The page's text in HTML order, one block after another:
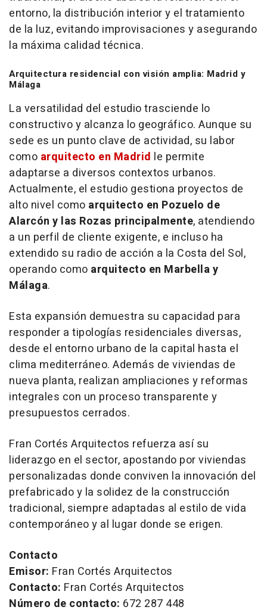
entorno, la distribución interior y el tratamiento
de la luz, evitando improvisaciones y asegurando
la máxima calidad técnica.
Arquitectura residencial con visión amplia: Madrid y
Málaga
La versatilidad del estudio trasciende lo
constructivo y alcanza lo geográfico. Aunque su
sede es un punto clave de actividad, su labor
como arquitecto en Madrid le permite
adaptarse a diversos contextos urbanos.
Actualmente, el estudio gestiona proyectos de
alto nivel como arquitecto en Pozuelo de
Alarcón y las Rozas principalmente, atendiendo
a un perfil de cliente exigente, e incluso ha
extendido su radio de acción a la Costa del Sol,
operando como arquitecto en Marbella y
Málaga.
Esta expansión demuestra su capacidad para
responder a tipologías residenciales diversas,
desde el entorno urbano de la capital hasta el
clima mediterráneo. Además de viviendas de
nueva planta, realizan ampliaciones y reformas
integrales con un proceso transparente y
presupuestos cerrados.
Fran Cortés Arquitectos refuerza así su
liderazgo en el sector, apostando por viviendas
personalizadas donde conviven la innovación del
prefabricado y la solidez de la construcción
tradicional, siempre adaptadas al estilo de vida
contemporáneo y al lugar donde se erigen.
Contacto
Emisor: Fran Cortés Arquitectos
Contacto: Fran Cortés Arquitectos
Número de contacto: 672 287 448